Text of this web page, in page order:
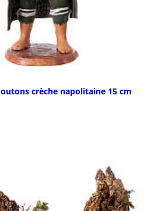
crèche napolitaine 15 cm